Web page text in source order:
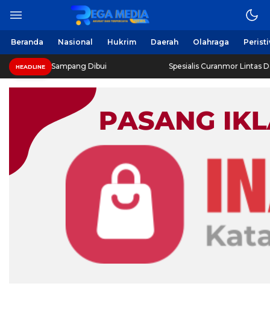
Beranda Nasional Hukrim Daerah Olahraga
HEADLINE
Dibui Spesialis Curanmor Lintas Daerah